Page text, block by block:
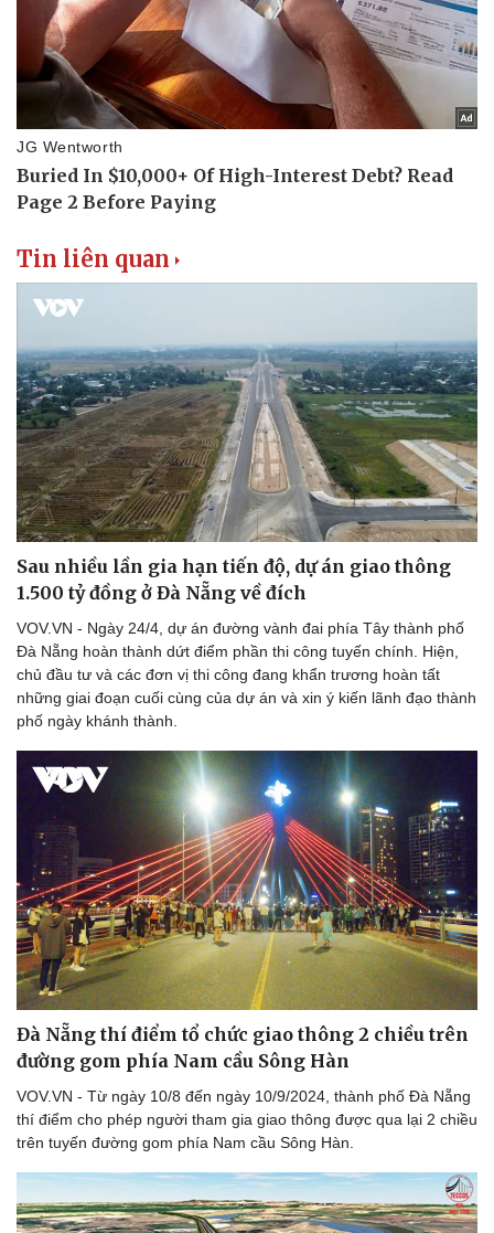
Tin liên quan
Sau nhiều lần gia hạn tiến độ, dự án giao thông
1.500 tỷ đồng ở Đà Nẵng về đích
VOV.VN - Ngày 24/4, dự án đường vành đai phía Tây thành phố
Đà Nẵng hoàn thành dứt điểm phần thi công tuyến chính. Hiện,
chủ đầu tư và các đơn vị thi công đang khẩn trương hoàn tất
những giai đoạn cuối cùng của dự án và xin ý kiến lãnh đạo thành
phố ngày khánh thành.
Đà Nẵng thí điểm tổ chức giao thông 2 chiều trên
đường gom phía Nam cầu Sông Hàn
VOV.VN - Từ ngày 10/8 đến ngày 10/9/2024, thành phố Đà Nẵng
thí điểm cho phép người tham gia giao thông được qua lại 2 chiều
trên tuyến đường gom phía Nam cầu Sông Hàn.